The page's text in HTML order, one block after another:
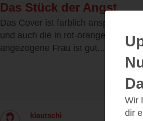
Das Stück der Angst
Das Cover ist farblich ansprechend
und auch die in rot-orange
angezogene Frau ist gut...
klautschi
Wir
dir